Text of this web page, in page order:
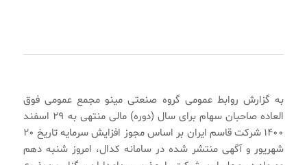
به گزارش روابط عمومی گروه صنعتی مینو مجمع عمومی فوق
العاده صاحبان سهام برای سال (دوره) مالی منتهی به ۲۹ اسفند
۱۴۰۰ شرکت قاسم ایران بر اساس مجوز افزایش سرمایه تاریخ ۲۰
شهریور و آگهی منتشر شده در سامانه کدال، امروز شنبه دهم